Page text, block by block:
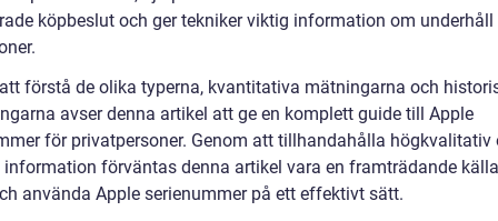
köpbeslut och ger tekniker viktig information om underhåll
förstå de olika typerna, kvantitativa mätningarna och
avser denna artikel att ge en komplett guide till Apple
för privatpersoner. Genom att tillhandahålla högkvalitativ
information förväntas denna artikel vara en framträdande
använda Apple serienummer på ett effektivt sätt.